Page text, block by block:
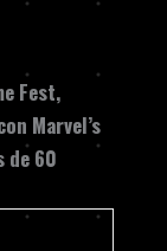
Fest,
Marvel’s
de 60